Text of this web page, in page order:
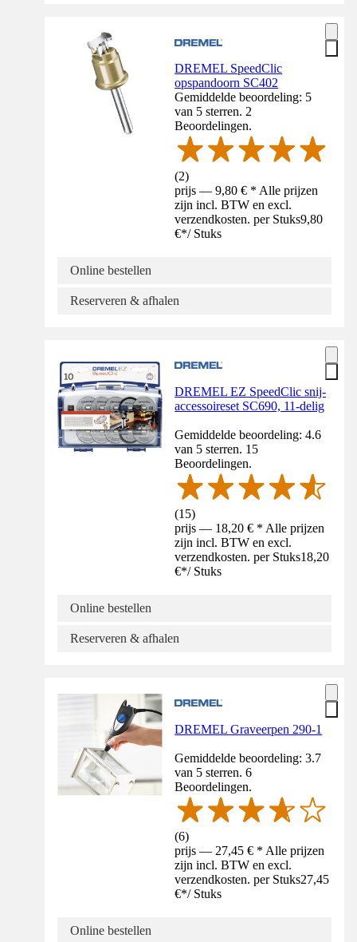
DREMEL SpeedClic
opspandoorn SC402
Gemiddelde beoordeling: 5
van 5 sterren. 2
Beoordelingen.
(2)
prijs — 9,80 € * Alle prijzen
zijn incl. BTW en excl.
verzendkosten. per Stuks9,80
€*/ Stuks
Online bestellen
Reserveren & afhalen
DREMEL EZ SpeedClic snij-
accessoireset SC690, 11-delig
Gemiddelde beoordeling: 4.6
van 5 sterren. 15
Beoordelingen.
(15)
prijs — 18,20 € * Alle prijzen
zijn incl. BTW en excl.
verzendkosten. per Stuks18,20
€*/ Stuks
Online bestellen
Reserveren & afhalen
DREMEL Graveerpen 290-1
Gemiddelde beoordeling: 3.7
van 5 sterren. 6
Beoordelingen.
(6)
prijs — 27,45 € * Alle prijzen
zijn incl. BTW en excl.
verzendkosten. per Stuks27,45
€*/ Stuks
Online bestellen